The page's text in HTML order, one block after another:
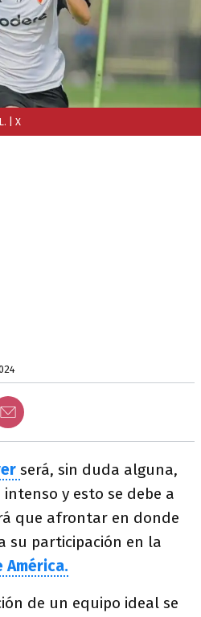
| X
será, sin duda alguna,
y esto se debe a
que afrontar en donde
su participación en la
América.
de un equipo ideal se